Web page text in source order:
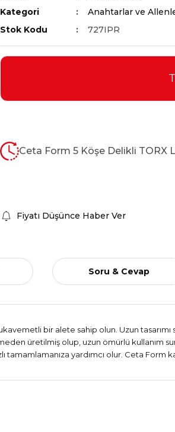
Kategori
Anahtarlar ve
Stok Kodu
727IPR
Ceta Form 5 Köşe Delikli TORX
Fiyatı Düşünce Haber Ver
Soru & Cevap
bir alete sahip olun. Uzun
üretilmiş olup, uzun ömürlü kullanım
tamamlamanıza yardımcı olur. Ceta